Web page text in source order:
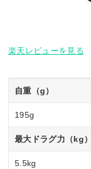
楽天レビューを見る
自重（g）
195g
最大ドラグ力（kg）
5.5kg